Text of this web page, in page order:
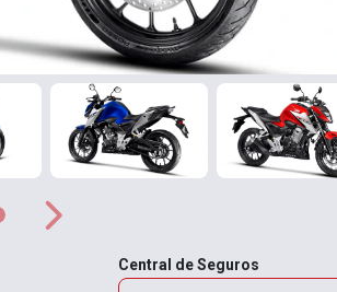
Próximo
Central de Seguros